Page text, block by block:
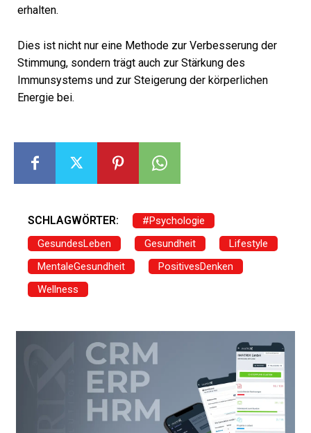
erhalten.
Dies ist nicht nur eine Methode zur Verbesserung der
Stimmung, sondern trägt auch zur Stärkung des
Immunsystems und zur Steigerung der körperlichen
Energie bei.
SCHLAGWÖRTER:
#Psychologie
GesundesLeben
Gesundheit
Lifestyle
MentaleGesundheit
PositivesDenken
Wellness